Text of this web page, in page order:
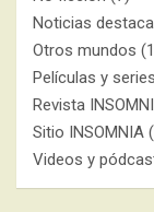
Noticias
Otros mundos
Películas y series
Revista
Sitio INSOMNIA
Videos y